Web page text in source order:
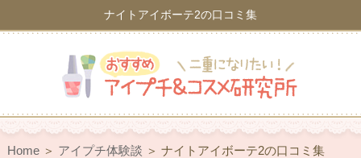
ナイトアイボーテ2の口コミ集
Home＞ アイプチ体験談 ＞ ナイトアイボーテ2の口コミ集